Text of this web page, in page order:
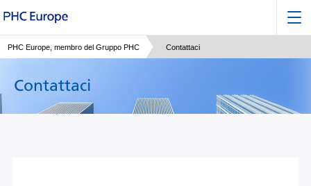
PHC Europe, membro del Gruppo PHC Contattaci
Contattaci